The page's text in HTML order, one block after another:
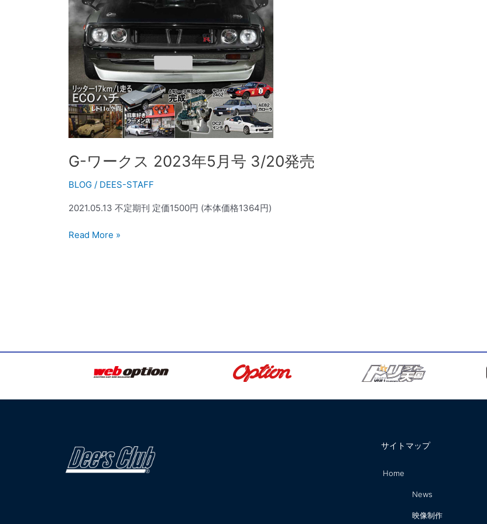
G-ワークス 2023年5月号 3/20発売
BLOG / DEES-STAFF
2021.05.13 不定期刊 定価1500円 (本体価格1364円)
月
号
3/20
発
売
Read More »
サイトマップ
Home
News
映像制作